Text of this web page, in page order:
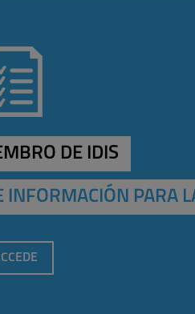
DE IDIS
PARA